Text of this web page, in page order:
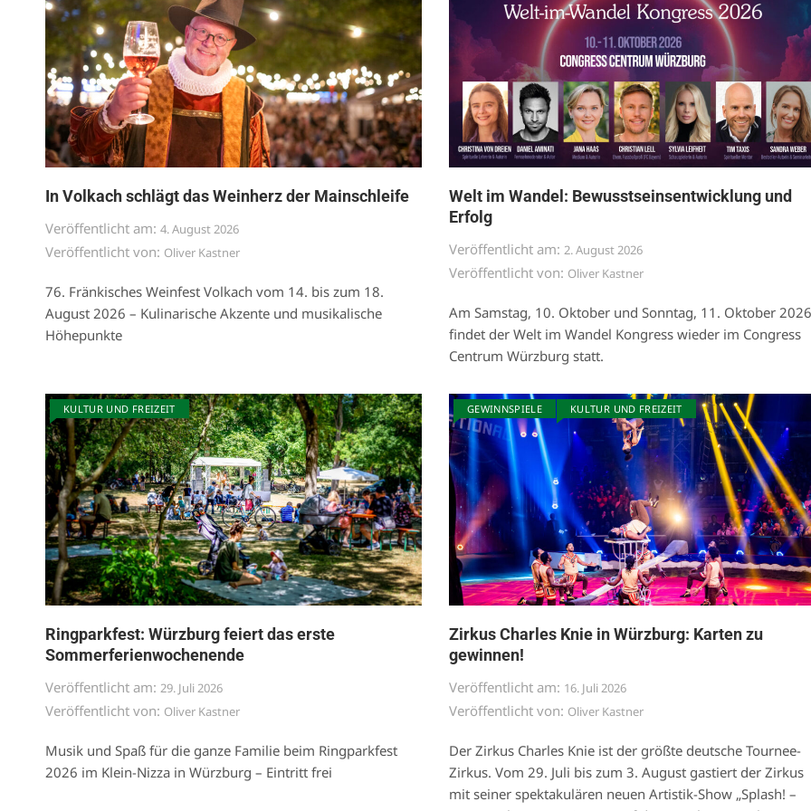
In Volkach schlägt das Weinherz der Mainschleife
Veröffentlicht am: 4. August 2026
Veröffentlicht von: Oliver Kastner
76. Fränkisches Weinfest Volkach vom 14. bis zum 18.
August 2026 – Kulinarische Akzente und musikalische
Höhepunkte
Welt im Wandel: Bewusstseinsentwicklung und
Erfolg
Veröffentlicht am: 2. August 2026
Veröffentlicht von: Oliver Kastner
Am Samstag, 10. Oktober und Sonntag, 11. Oktober 2026
findet der Welt im Wandel Kongress wieder im Congress
Centrum Würzburg statt.
KULTUR UND FREIZEIT
Ringparkfest: Würzburg feiert das erste
Sommerferienwochenende
Veröffentlicht am: 29. Juli 2026
Veröffentlicht von: Oliver Kastner
Musik und Spaß für die ganze Familie beim Ringparkfest
2026 im Klein-Nizza in Würzburg – Eintritt frei
GEWINNSPIELE KULTUR UND FREIZEIT
Zirkus Charles Knie in Würzburg: Karten zu
gewinnen!
Veröffentlicht am: 16. Juli 2026
Veröffentlicht von: Oliver Kastner
Der Zirkus Charles Knie ist der größte deutsche Tournee-
Zirkus. Vom 29. Juli bis zum 3. August gastiert der Zirkus
mit seiner spektakulären neuen Artistik-Show „Splash! –